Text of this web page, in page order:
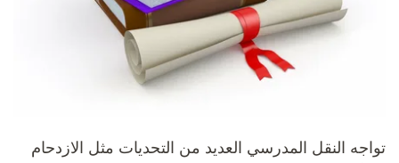
تواجه النقل المدرسي العديد من التحديات مثل الازدحام